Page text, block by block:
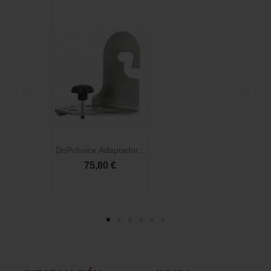
DoPchoice Adaptador...
75,80 €